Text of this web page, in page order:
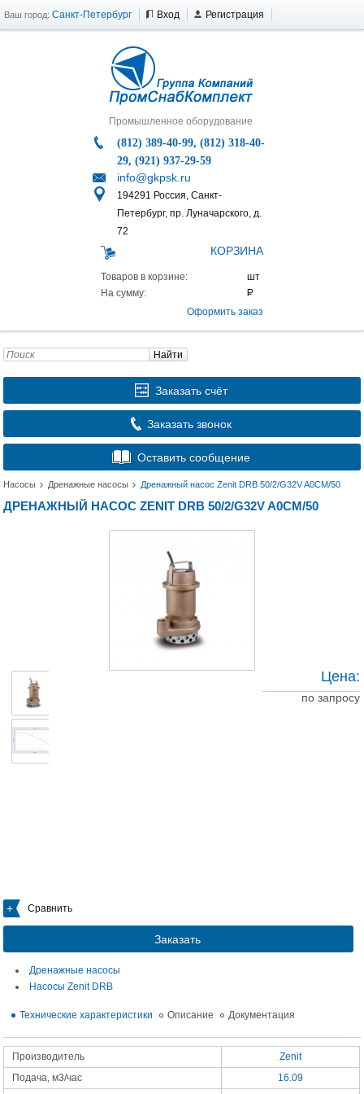
Ваш город: Санкт-Петербург Вход Регистрация
Промышленное оборудование
(812) 389-40-99, (812) 318-40-
29, (921) 937-29-59
info@gkpsk.ru
194291 Россия, Санкт-
Петербург, пр. Луначарского, д.
72
КОРЗИНА
Товаров в корзине:
На сумму:
Оформить заказ
Найти
Заказать счёт
Заказать звонок
Оставить сообщение
Насосы Дренажные насосы Дренажный насос Zenit DRB 50/2/G32V A0CM/50
ДРЕНАЖНЫЙ НАСОС ZENIT DRB 50/2/G32V A0CM/50
Сравнить
Заказать
Цена:
по запросу
Дренажные насосы
Насосы Zenit DRB
Технические характеристики Описание Документация
Производитель
Zenit
Подача, м3/час
16.09